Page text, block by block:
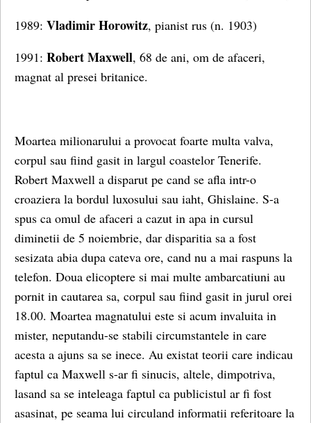
1989: Vladimir Horowitz, pianist rus (n. 1903)
1991: Robert Maxwell, 68 de ani, om de afaceri,
magnat al presei britanice.
Moartea milionarului a provocat foarte multa valva,
corpul sau fiind gasit in largul coastelor Tenerife.
Robert Maxwell a disparut pe cand se afla intr-o
croaziera la bordul luxosului sau iaht, Ghislaine. S-a
spus ca omul de afaceri a cazut in apa in cursul
diminetii de 5 noiembrie, dar disparitia sa a fost
sesizata abia dupa cateva ore, cand nu a mai raspuns la
telefon. Doua elicoptere si mai multe ambarcatiuni au
pornit in cautarea sa, corpul sau fiind gasit in jurul orei
18.00. Moartea magnatului este si acum invaluita in
mister, neputandu-se stabili circumstantele in care
acesta a ajuns sa se inece. Au existat teorii care indicau
faptul ca Maxwell s-ar fi sinucis, altele, dimpotriva,
lasand sa se inteleaga faptul ca publicistul ar fi fost
asasinat, pe seama lui circuland informatii referitoare la